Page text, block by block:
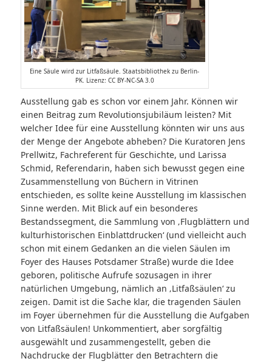
Eine Säule wird zur Litfaßsäule. Staatsbibliothek zu Berlin-
PK. Lizenz: CC BY-NC-SA 3.0
Ausstellung gab es schon vor einem Jahr. Können wir
einen Beitrag zum Revolutionsjubiläum leisten? Mit
welcher Idee für eine Ausstellung könnten wir uns aus
der Menge der Angebote abheben? Die Kuratoren Jens
Prellwitz, Fachreferent für Geschichte, und Larissa
Schmid, Referendarin, haben sich bewusst gegen eine
Zusammenstellung von Büchern in Vitrinen
entschieden, es sollte keine Ausstellung im klassischen
Sinne werden. Mit Blick auf ein besonderes
Bestandssegment, die Sammlung von ‚Flugblättern und
kulturhistorischen Einblattdrucken‘ (und vielleicht auch
schon mit einem Gedanken an die vielen Säulen im
Foyer des Hauses Potsdamer Straße) wurde die Idee
geboren, politische Aufrufe sozusagen in ihrer
natürlichen Umgebung, nämlich an ‚Litfaßsäulen‘ zu
zeigen. Damit ist die Sache klar, die tragenden Säulen
im Foyer übernehmen für die Ausstellung die Aufgaben
von Litfaßsäulen! Unkommentiert, aber sorgfältig
ausgewählt und zusammengestellt, geben die
Nachdrucke der Flugblätter den Betrachtern die